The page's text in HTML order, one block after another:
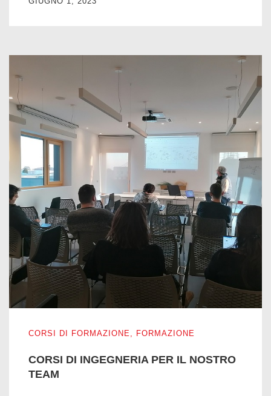
CORSI DI FORMAZIONE FORMAZIONE
CORSI DI INGEGNERIA PER IL NOSTRO
TEAM